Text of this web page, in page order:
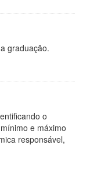
graduação.
o
e máximo
responsável,